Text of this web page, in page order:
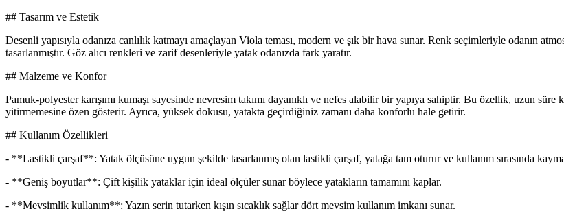
## Tasarım ve Estetik
Desenli yapısıyla odanıza canlılık katmayı amaçlayan Viola teması, modern ve şık bir hava sunar. Renk seçimleriyle odanın
tasarlanmıştır. Göz alıcı renkleri ve zarif desenleriyle yatak odanızda fark yaratır.
## Malzeme ve Konfor
Pamuk-polyester karışımı kumaşı sayesinde nevresim takımı dayanıklı ve nefes alabilir bir yapıya sahiptir. Bu özellik, uzun süre
yitirmemesine özen gösterir. Ayrıca, yüksek dokusu, yatakta geçirdiğiniz zamanı daha konforlu hale getirir.
## Kullanım Özellikleri
- **Lastikli çarşaf**: Yatak ölçüsüne uygun şekilde tasarlanmış olan lastikli çarşaf, yatağa tam oturur ve kullanım sırasında
- **Geniş boyutlar**: Çift kişilik yataklar için ideal ölçüler sunar böylece yatakların tamamını kaplar.
- **Mevsimlik kullanım**: Yazın serin tutarken kışın sıcaklık sağlar dört mevsim kullanım imkanı sunar.